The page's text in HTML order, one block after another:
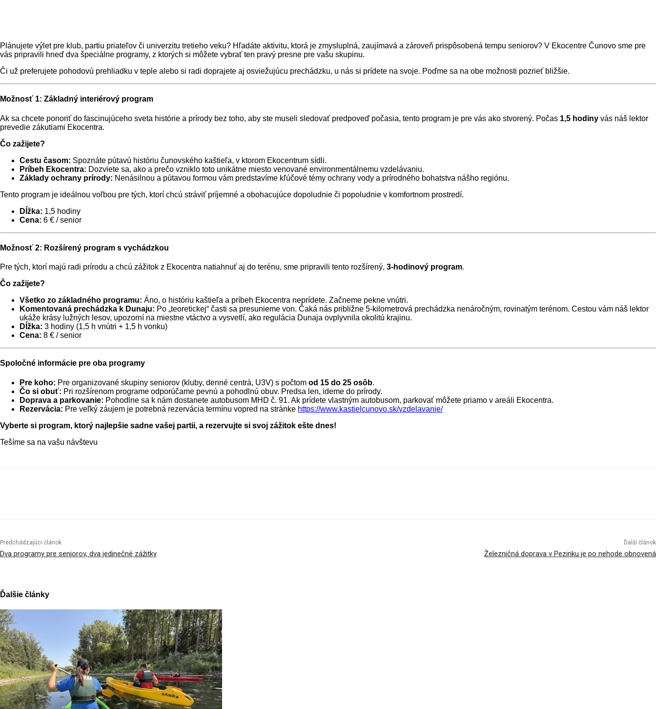
Plánujete výlet pre klub, partiu priateľov či univerzitu tretieho veku? Hľadáte aktivitu, ktorá je zmysluplná, zaujímavá a zároveň prispôsobená tempu seniorov? V Ekocentre Čunovo sme pre
vás pripravili hneď dva špeciálne programy, z ktorých si môžete vybrať ten pravý presne pre vašu skupinu.
Či už preferujete pohodovú prehliadku v teple alebo si radi doprajete aj osviežujúcu prechádzku, u nás si prídete na svoje. Poďme sa na obe možnosti pozrieť bližšie.
Možnosť 1: Základný interiérový program
Ak sa chcete ponoriť do fascinujúceho sveta histórie a prírody bez toho, aby ste museli sledovať predpoveď počasia, tento program je pre vás ako stvorený. Počas 1,5 hodiny vás náš lektor
prevedie zákutiami Ekocentra.
Čo zažijete?
Cestu časom: Spoznáte pútavú históriu čunovského kaštieľa, v ktorom Ekocentrum sídli.
Príbeh Ekocentra: Dozviete sa, ako a prečo vzniklo toto unikátne miesto venované environmentálnemu vzdelávaniu.
Základy ochrany prírody: Nenásilnou a pútavou formou vám predstavíme kľúčové témy ochrany vody a prírodného bohatstva nášho regiónu.
Tento program je ideálnou voľbou pre tých, ktorí chcú stráviť príjemné a obohacujúce dopoludnie či popoludnie v komfortnom prostredí.
Dĺžka: 1,5 hodiny
Cena: 6 € / senior
Možnosť 2: Rozšírený program s vychádzkou
Pre tých, ktorí majú radi prírodu a chcú zážitok z Ekocentra natiahnuť aj do terénu, sme pripravili tento rozšírený, 3-hodinový program.
Čo zažijete?
Všetko zo základného programu: Áno, o históriu kaštieľa a príbeh Ekocentra neprídete. Začneme pekne vnútri.
Komentovaná prechádzka k Dunaju: Po „teoretickej“ časti sa presunieme von. Čaká nás približne 5-kilometrová prechádzka nenáročným, rovinatým terénom. Cestou vám náš lektor
ukáže krásy lužných lesov, upozorní na miestne vtáctvo a vysvetlí, ako regulácia Dunaja ovplyvnila okolitú krajinu.
Dĺžka: 3 hodiny (1,5 h vnútri + 1,5 h vonku)
Cena: 8 € / senior
Spoločné informácie pre oba programy
Pre koho: Pre organizované skupiny seniorov (kluby, denné centrá, U3V) s počtom od 15 do 25 osôb.
Čo si obuť: Pri rozšírenom programe odporúčame pevnú a pohodlnú obuv. Predsa len, ideme do prírody.
Doprava a parkovanie: Pohodlne sa k nám dostanete autobusom MHD č. 91. Ak prídete vlastným autobusom, parkovať môžete priamo v areáli Ekocentra.
Rezervácia: Pre veľký záujem je potrebná rezervácia termínu vopred na stránke https://www.kastielcunovo.sk/vzdelavanie/
Vyberte si program, ktorý najlepšie sadne vašej partii, a rezervujte si svoj zážitok ešte dnes!
Tešíme sa na vašu návštevu
Predchádzajúci článok
Dva programy pre seniorov, dva jedinečné zážitky
Ďalší článok
Železničná doprava v Pezinku je po nehode obnovená
Ďalšie články